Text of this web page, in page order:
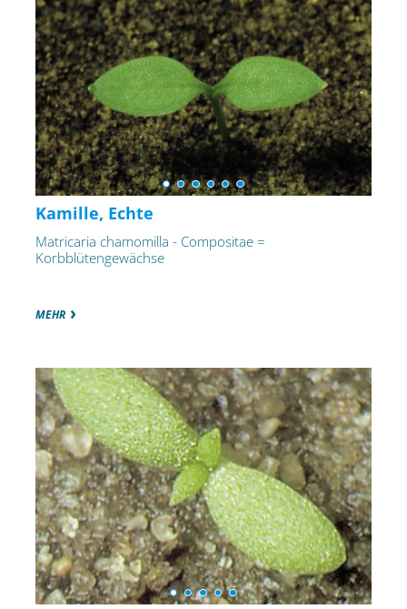
Kamille, Echte
Matricaria chamomilla - Compositae =
Korbblütengewächse
MEHR